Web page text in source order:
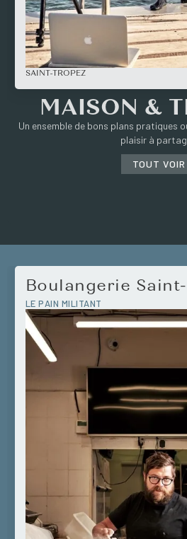
SAINT-TROPEZ
MAISON &
Un ensemble de bons plans pratiques
plaisir à
TOUT VOIR
Boulangerie
LE PAIN MILITANT